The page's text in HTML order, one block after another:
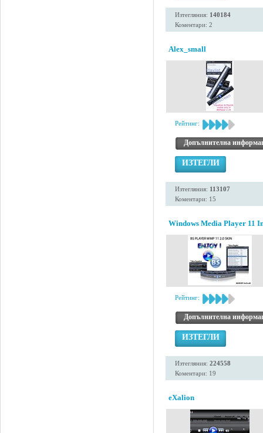
Изтегляния: 140184
Коментари: 2
Alex_small
Рейтинг:
Допълнителна
ИЗТЕГЛИ
Изтегляния: 113107
Коментари: 15
Windows Media Player 11
Рейтинг:
Допълнителна
ИЗТЕГЛИ
Изтегляния: 224558
Коментари: 19
eXalion